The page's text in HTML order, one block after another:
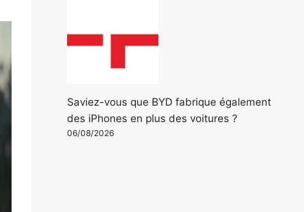
Saviez-vous que BYD fabrique également
des iPhones en plus des voitures ?
06/08/2026